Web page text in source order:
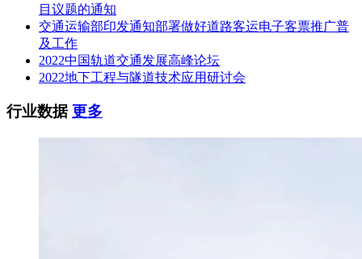
(出) 让方/竞买方”→CA 登录/用户名登录→点击“采购业务-选
择投标项目”进入页面→点击“操作”按钮进入完善投标信息页
面填写投标报名信息→点击“我要投标”，→再点击“采购业务-
采购公告及文件下载”菜单→点击“领取”按钮进入交易文件下
载页面→点击“下载招标文件”按钮进行电子招标文件下载。
系统上登录进入后台在公告期限内完成点击我要投标及领取和
目议题的通知
交通运输部印发通知部署做好道路客运电子客票推广普
及工作
2022中国轨道交通发展高峰论坛
2022地下工程与隧道技术应用研讨会
行业数据更多